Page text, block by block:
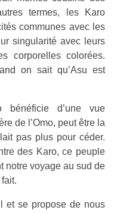
termes, les Karo
communes avec les
singularité avec leurs
corporelles colorées.
on sait qu’Asu est
d’une vue
de l’Omo, peut être la
pas plus pour céder.
des Karo, ce peuple
notre voyage au sud de
et se propose de nous